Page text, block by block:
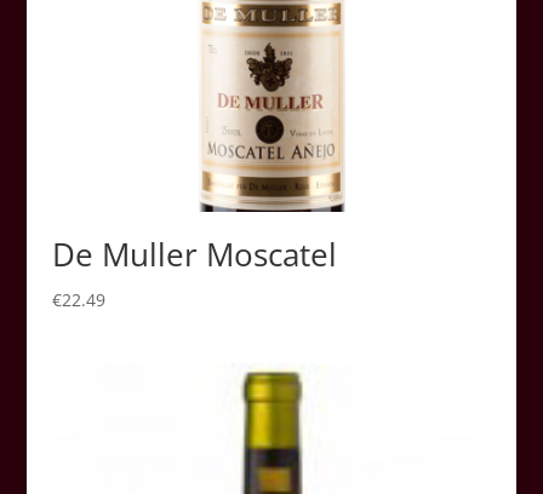
De Muller Moscatel
€22.49